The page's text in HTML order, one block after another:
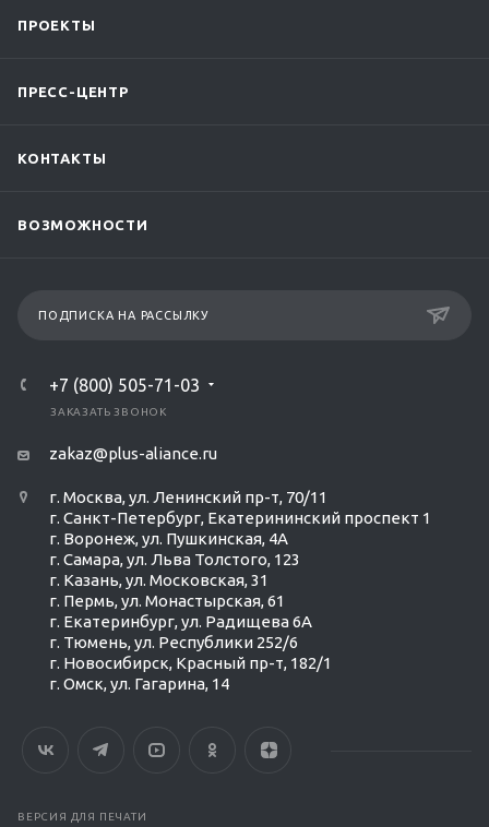
ПРОЕКТЫ
ПРЕСС-ЦЕНТР
КОНТАКТЫ
ВОЗМОЖНОСТИ
ПОДПИСКА НА РАССЫЛКУ
+7 (800) 505-71-03
ЗАКАЗАТЬ ЗВОНОК
zakaz@plus-aliance.ru
г. Москва, ул. Ленинский пр-т, 70/11
г. Санкт-Петербург, Екатерининский проспект 1
г. Воронеж, ул. Пушкинская, 4А
г. Самара, ул. Льва Толстого, 123
г. Казань, ул. Московская, 31
г. Пермь, ул. Монастырская, 61
г. Екатеринбург, ул. Радищева 6А
г. Тюмень, ул. Республики 252/6
г. Новосибирск, Красный пр-т, 182/1
г. Омск, ул. ​Гагарина, 14
ВЕРСИЯ ДЛЯ ПЕЧАТИ